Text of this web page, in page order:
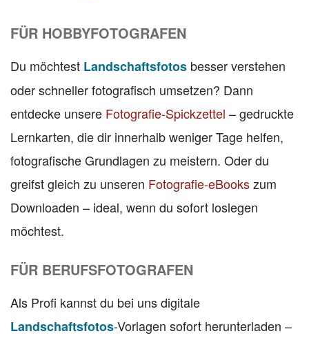
FÜR HOBBYFOTOGRAFEN
Du möchtest Landschaftsfotos besser verstehen
oder schneller fotografisch umsetzen? Dann
entdecke unsere Fotografie-Spickzettel – gedruckte
Lernkarten, die dir innerhalb weniger Tage helfen,
fotografische Grundlagen zu meistern. Oder du
greifst gleich zu unseren Fotografie-eBookszum
Downloaden – ideal, wenn du sofort loslegen
möchtest.
FÜR BERUFSFOTOGRAFEN
Als Profi kannst du bei uns digitale
Landschaftsfotos-Vorlagen sofort herunterladen –